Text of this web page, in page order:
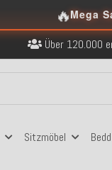
🔥Mega
Kostenloser Versand
Über 120.000
Sicher
Sicher
Sitzmöbel